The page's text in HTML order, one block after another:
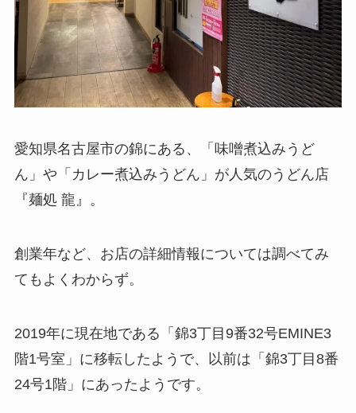
愛知県名古屋市の錦にある、「味噌煮込みうど
ん」や「カレー煮込みうどん」が人気のうどん店
『麺処 龍』。
創業年など、お店の詳細情報については調べてみ
てもよくわからず。
2019年に現在地である「錦3丁目9番32号EMINE3
階1号室」に移転したようで、以前は「錦3丁目8番
24号1階」にあったようです。